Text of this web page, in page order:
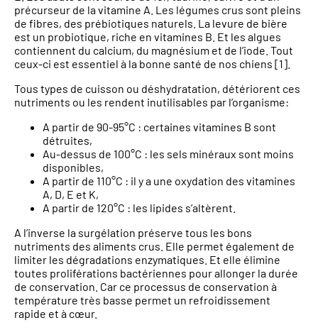
précurseur de la vitamine A. Les légumes crus sont pleins
de fibres, des prébiotiques naturels. La levure de bière
est un probiotique, riche en vitamines B. Et les algues
contiennent du calcium, du magnésium et de l’iode. Tout
ceux-ci est essentiel à la bonne santé de nos chiens [1].
Tous types de cuisson ou déshydratation, détériorent ces
nutriments ou les rendent inutilisables par l’organisme:
A partir de 90-95°C : certaines vitamines B sont
détruites,
Au-dessus de 100°C : les sels minéraux sont moins
disponibles,
A partir de 110°C : il y a une oxydation des vitamines
A, D, E et K,
A partir de 120°C : les lipides s’altèrent.
A l’inverse la surgélation préserve tous les bons
nutriments des aliments crus. Elle permet également de
limiter les dégradations enzymatiques. Et elle élimine
toutes proliférations bactériennes pour allonger la durée
de conservation. Car ce processus de conservation à
température très basse permet un refroidissement
rapide et à cœur.